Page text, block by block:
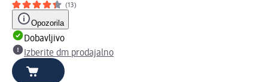
(13)
Opozorila
Dobavljivo
Izberite dm prodajalno